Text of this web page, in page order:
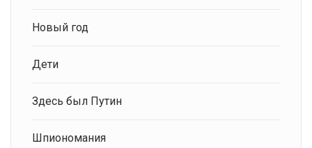
Новый год
Дети
Здесь был Путин
Шпиономания